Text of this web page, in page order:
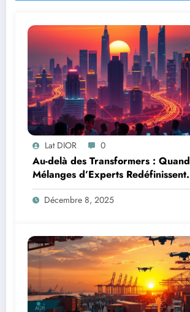
Lat DIOR 0
Au-delà des Transformers :
Mélanges d’Experts Redéfinissent
l’Efficacité de l’IA
Décembre 8, 2025